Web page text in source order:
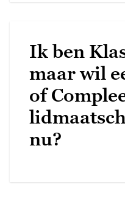
Ik ben
maar wil
of
nu?